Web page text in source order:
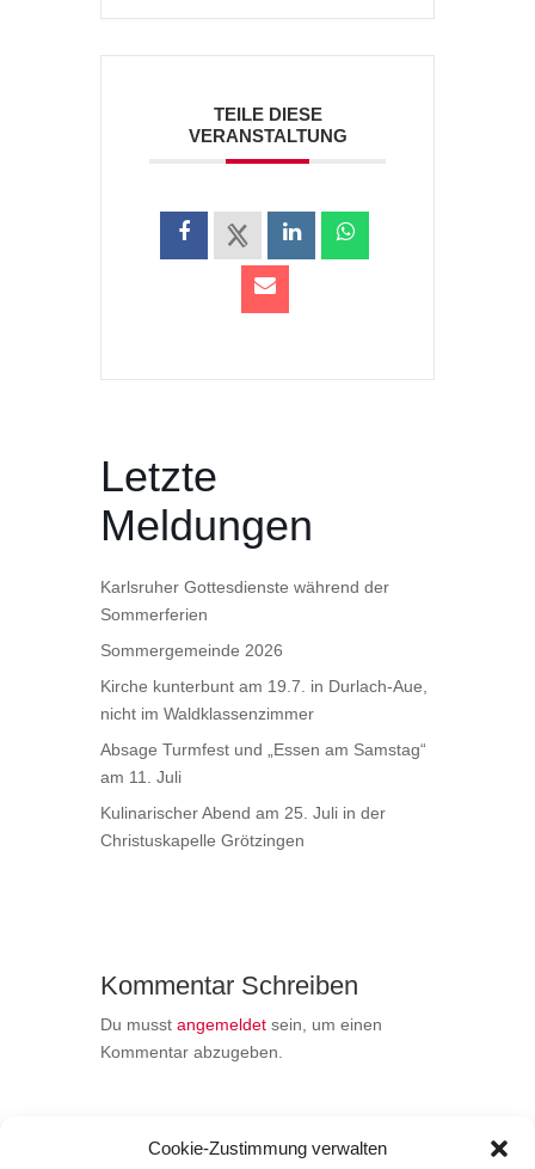
Cookie-Zustimmung verwalten
TEILE DIESE
VERANSTALTUNG
Letzte
Meldungen
Karlsruher Gottesdienste während der
Sommerferien
Sommergemeinde 2026
Kirche kunterbunt am 19.7. in Durlach-Aue,
nicht im Waldklassenzimmer
Absage Turmfest und „Essen am Samstag“
am 11. Juli
Kulinarischer Abend am 25. Juli in der
Christuskapelle Grötzingen
Kommentar Schreiben
Du musst angemeldet sein, um einen
Kommentar abzugeben.